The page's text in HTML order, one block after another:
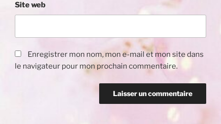
Site web
Enregistrer mon nom, mon e-mail et mon site dans
le navigateur pour mon prochain commentaire.